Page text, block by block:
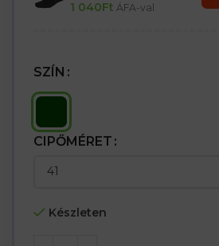
1 040Ft ÁFA-val
SZÍN
CIPŐMÉRET
Készleten